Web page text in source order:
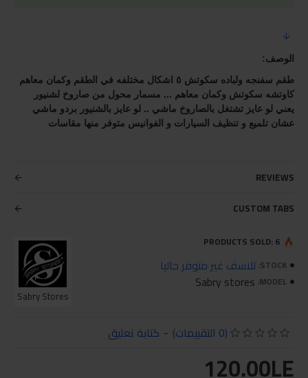
الوصف:
عشان تلميع و تنظيف السيارات و الفوانيس متوفر منها مقاسات
REVIEWS
CUSTOM TABS
STOCK: للاسف غير متوفر حاليا
MODEL:
Sabry stores
Sabry Stores
PRODUCTS SOLD: 6
(0 التقييمات) - كتابة تعليق
120.00LE